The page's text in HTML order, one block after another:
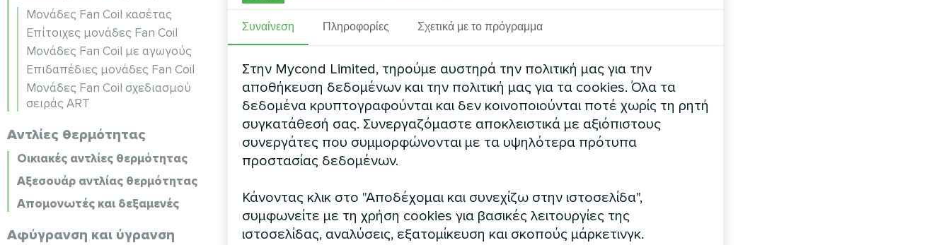
Μονάδες Fan Coil κασέτας
Επίτοιχες μονάδες Fan Coil
Μονάδες Fan Coil με αγωγούς
Επιδαπέδιες μονάδες Fan Coil
Μονάδες Fan Coil σχεδιασμού
σειράς ART
Αντλίες θερμότητας
Οικιακές αντλίες θερμότητας
Αξεσουάρ αντλίας θερμότητας
Απομονωτές και δεξαμενές
Αφύγρανση και ύγρανση
Συναίνεση Πληροφορίες Σχετικά με το πρόγραμμα
Στην Mycond Limited, τηρούμε αυστηρά την πολιτική μας για την
αποθήκευση δεδομένων και την πολιτική μας για τα cookies. Όλα τα
δεδομένα κρυπτογραφούνται και δεν κοινοποιούνται ποτέ χωρίς τη ρητή
συγκατάθεσή σας. Συνεργαζόμαστε αποκλειστικά με αξιόπιστους
συνεργάτες που συμμορφώνονται με τα υψηλότερα πρότυπα
προστασίας δεδομένων.
Κάνοντας κλικ στο "Αποδέχομαι και συνεχίζω στην ιστοσελίδα",
συμφωνείτε με τη χρήση cookies για βασικές λειτουργίες της
ιστοσελίδας, αναλύσεις, εξατομίκευση και σκοπούς μάρκετινγκ.